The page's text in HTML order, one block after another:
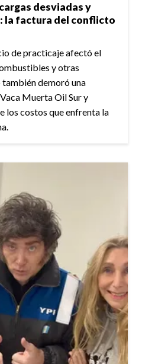
desviadas y
la factura del conflicto
de practicaje afectó el
y otras
demoró una
Muerta Oil Sur y
los costos que enfrenta la